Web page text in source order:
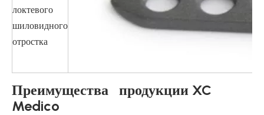
локтевого
шиловидного
отростка
Преимущества продукции XC
Medico